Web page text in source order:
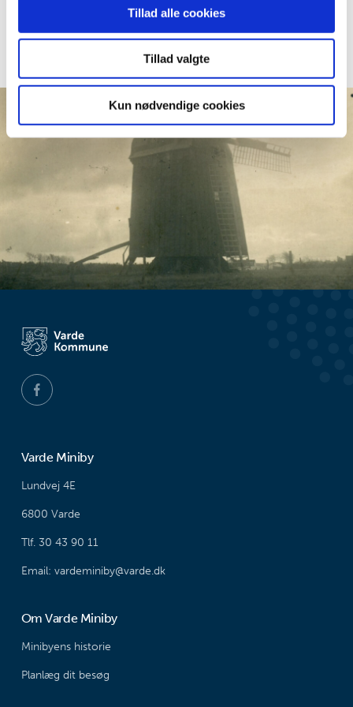
for sociale medier, annonceringspartnere og
analysepartnere. Vores partnere kan kombinere disse
data med andre oplysninger, du har givet dem, eller som
de har indsamlet fra din brug af deres tjenester.
Tillad alle cookies
Tillad valgte
Kun nødvendige cookies
Varde Miniby
Lundvej 4E
6800 Varde
Tlf. 30 43 90 11
Email: vardeminiby@varde.dk
Om Varde Miniby
Minibyens historie
Planlæg dit besøg